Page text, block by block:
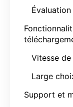
Vitesse
Large
Support et